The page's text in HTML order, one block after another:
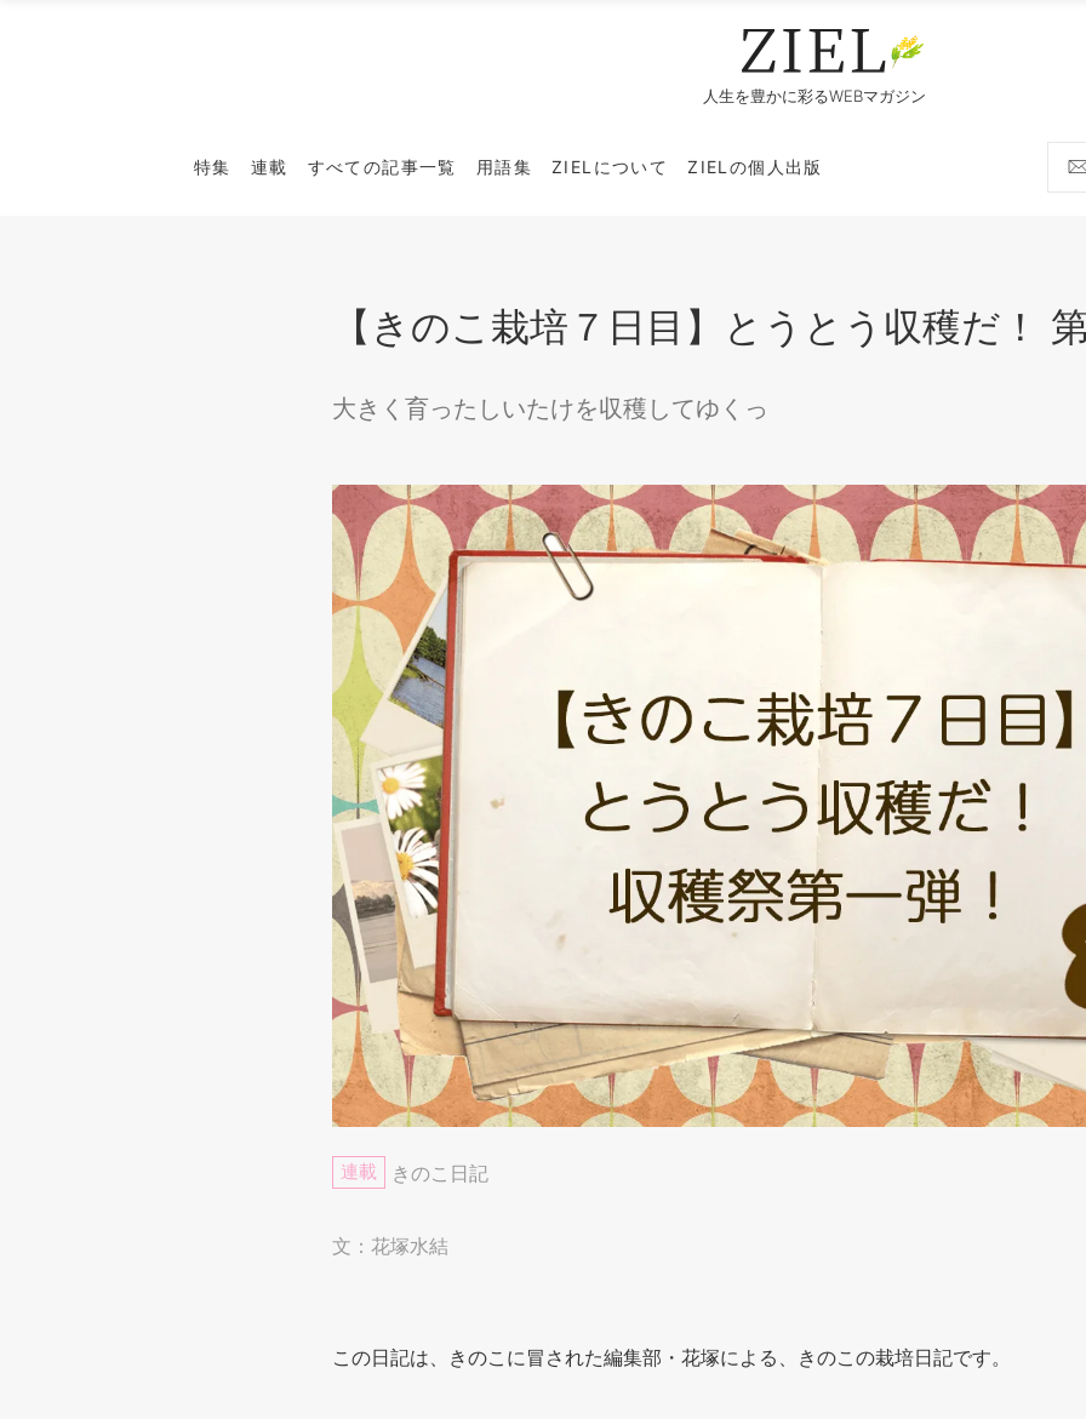
人生を豊かに彩るWEBマガジン
特集 連載 すべての記事一覧 用語集 ZIELについて ZIELの個人出版
【きのこ栽培７日目】とうとう収穫だ！
大きく育ったしいたけを収穫してゆくっ
連載 きのこ日記
文：花塚水結
この日記は、きのこに冒された編集部・花塚による、きのこの栽培日記です。